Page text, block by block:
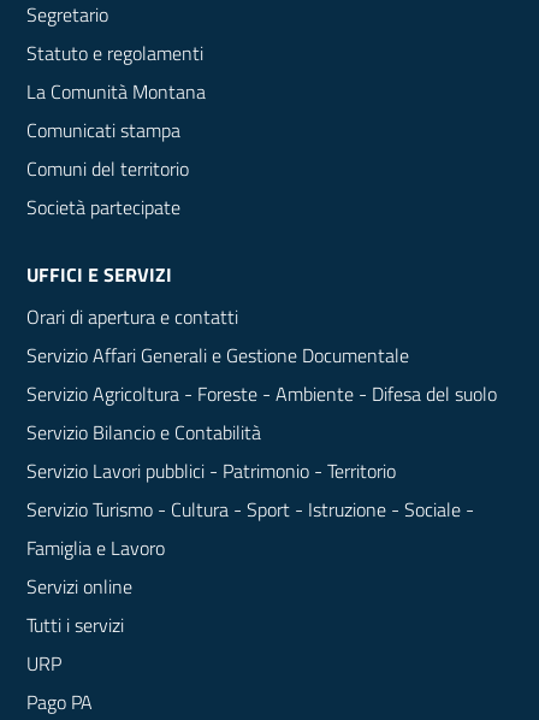
Segretario
Statuto e regolamenti
La Comunità Montana
Comunicati stampa
Comuni del territorio
Società partecipate
UFFICI E SERVIZI
Orari di apertura e contatti
Servizio Affari Generali e Gestione Documentale
Servizio Agricoltura - Foreste - Ambiente - Difesa del suolo
Servizio Bilancio e Contabilità
Servizio Lavori pubblici - Patrimonio - Territorio
Servizio Turismo - Cultura - Sport - Istruzione - Sociale -
Famiglia e Lavoro
Servizi online
Tutti i servizi
URP
Pago PA